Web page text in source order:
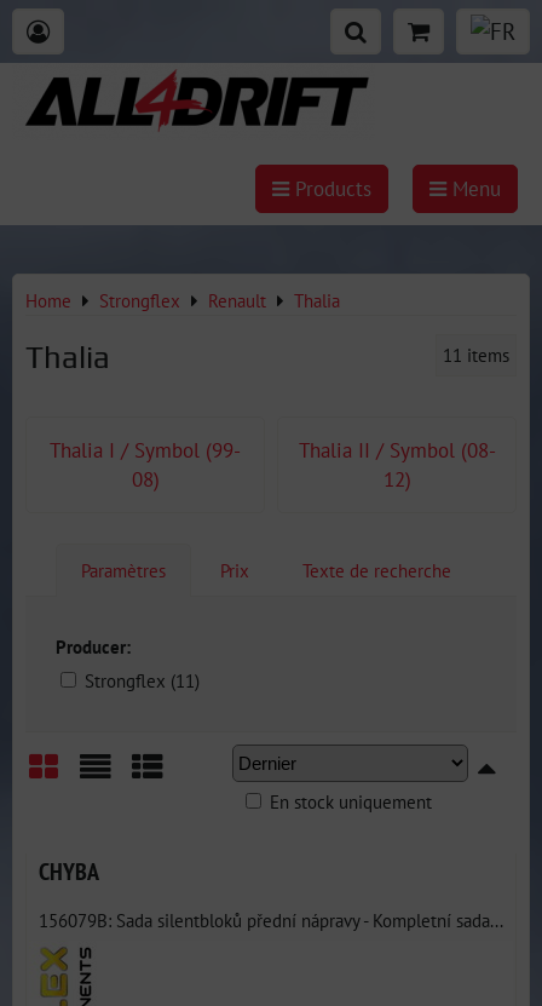
Products Menu
Home Strongflex Renault Thalia
Thalia 11 items
Thalia I / Symbol (99-
08)
Thalia II / Symbol (08-
12)
Paramètres Prix Texte de recherche
Producer:
Strongflex (11)
En stock uniquement
CHYBA
156079B: Sada silentbloků přední nápravy - Kompletní sada...